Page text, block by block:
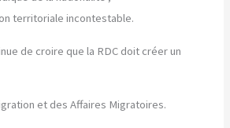
territoriale incontestable.
de croire que la RDC doit créer un
et des Affaires Migratoires.